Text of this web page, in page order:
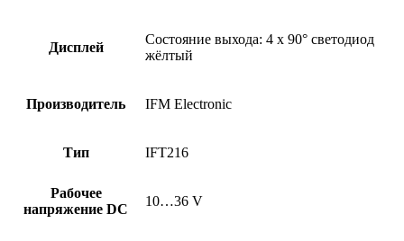
Дисплей
Состояние выхода: 4 x 90° светодиод
жёлтый
Производитель IFM Electronic
Тип IFT216
Рабочее
напряжение DC
10…36 V